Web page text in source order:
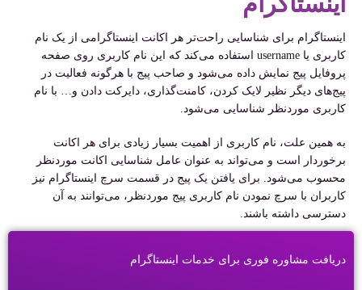
اینستاگرام برای شناسایی راحت‌تر هر اکانت اینستاگرامی از یک نام
کاربری یا username استفاده می‌کند که این نام کاربری روی صفحه
پروفایل پیج نمایش داده می‌شود و صاحب پیج با هرگونه فعالیت در
پیج‌های دیگر نظیر لایک کردن، کامنت‌گذاری، دایرکت دادن و… با نام
کاربری موردنظر شناسایی می‌شود.
به همین علت، نام کاربری از اهمیت بسیار زیادی برای هر اکانت
برخوردار است و می‌تواند به عنوان عامل شناسایی اکانت موردنظر
محسوب می‌شود. برای یافتن یک پیج در قسمت سرچ اینستاگرام نیز
کاربران با سرچ نمودن نام کاربری پیج موردنظر، می‌توانند به آن
دسترسی داشته باشند.
دریافت مشاوره فوری برای خدمات اینستاگرام